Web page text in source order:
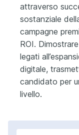
attraverso
sostanziale
campagne
ROI.
legati
digitale,
candidato per
livello.